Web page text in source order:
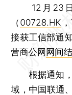
12月23日
（ 00728.HK
接获工信部通
营商公网 网间
根据通知，
域，中国联通